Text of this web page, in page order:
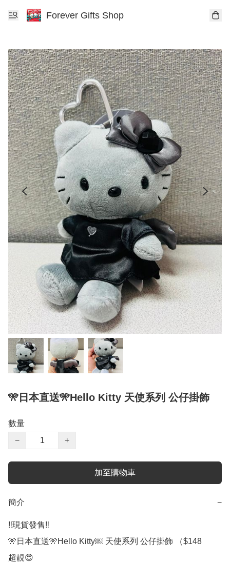
Forever Gifts Shop
🎌日本直送🎌Hello Kitty 天使系列 公仔掛飾
數量
−
+
加至購物車
簡介 −
‼️現貨發售‼️
🎌日本直送🎌Hello Kitty￼ 天使系列 公仔掛飾 （$148
超靚😍